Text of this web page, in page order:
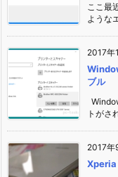
ここ最
ような
2017年
ブル
トがさ
2017年
Xperia